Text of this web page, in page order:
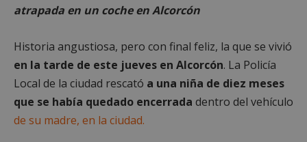
atrapada en un coche en Alcorcón
Historia angustiosa, pero con final feliz, la que se vivió
en la tarde de este jueves en Alcorcón. La Policía
Local de la ciudad rescató a una niña de diez meses
que se había quedado encerrada dentro del vehículo
de su madre, en la ciudad.